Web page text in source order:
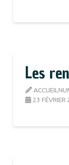
Les
23 FÉVRIER